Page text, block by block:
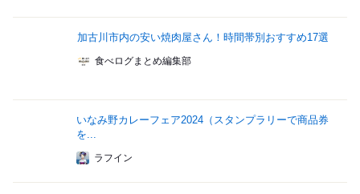
加古川市内の安い焼肉屋さん！時間帯別おすすめ17選
食べログまとめ編集部
いなみ野カレーフェア2024（スタンプラリーで商品券
を...
ラフイン